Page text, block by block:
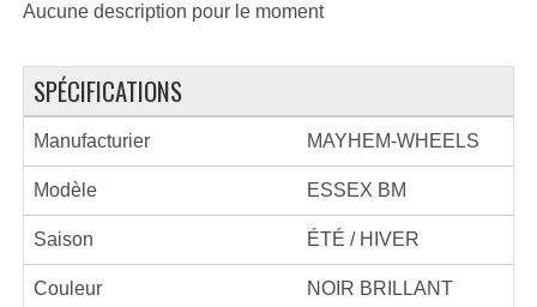
Aucune description pour le moment
SPÉCIFICATIONS
Manufacturier MAYHEM-WHEELS
Modèle ESSEX BM
Saison ÉTÉ / HIVER
Couleur NOIR BRILLANT